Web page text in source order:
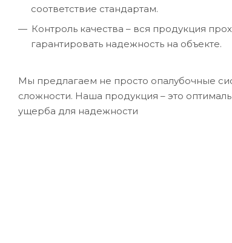
соответствие стандартам.
Контроль качества – вся продукция
гарантировать надежность на объекте.
Мы предлагаем не просто опалубочные
сложности. Наша продукция – это
ущерба для надежности